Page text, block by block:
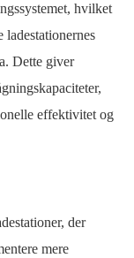
中文
hvilket
ladestationernes
Dette giver
effektivitet og
der
mere